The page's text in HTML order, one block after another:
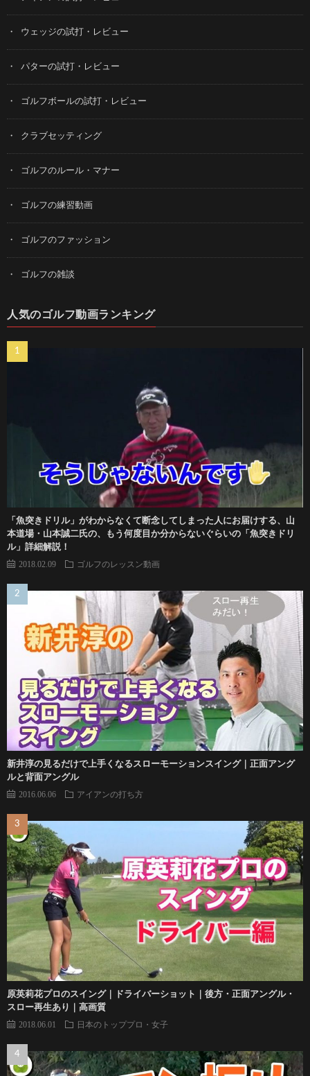
ウェッジの試打・レビュー
パターの試打・レビュー
ゴルフボールの試打・レビュー
クラブセッティング
ゴルフのルール・マナー
ゴルフの練習動画
ゴルフのファッション
ゴルフの雑談
人気のゴルフ動画ランキング
「魚突きドリル」がわからなくて断念してしまった人にお届けする、山
本道場・山本誠二氏の、もう何度目か分からないぐらいの「魚突きドリ
ル」詳細解説！
2018.02.09 ゴルフのレッスン動画
新井淳の見るだけで上手くなるスローモーションスイング｜正面アング
ルと背面アングル
2016.06.06 アイアンの打ち方
原英莉花プロのスイング｜ドライバーショット｜後方・正面アングル・
スロー再生あり｜高画質
2018.06.01 日本のトッププロ・女子